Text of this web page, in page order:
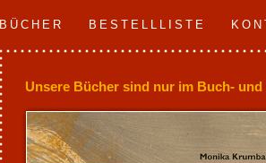
BÜCHER BESTELLLISTE
Unsere Bücher sind nur im Buch-